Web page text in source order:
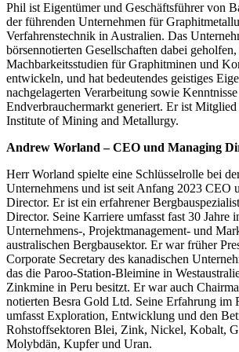
Phil ist Eigentümer und Geschäftsführer von
der führenden Unternehmen für
Verfahrenstechnik in Australien. Das
börsennotierten Gesellschaften dabei
Machbarkeitsstudien für Graphitminen und
entwickeln, und hat bedeutendes geistiges
nachgelagerten Verarbeitung sowie
Endverbrauchermarkt generiert. Er ist Mitglied
Institute of Mining and Metallurgy.
Andrew Worland – CEO und Managing
Herr Worland spielte eine Schlüsselrolle bei
Unternehmens und ist seit Anfang 2023 CEO
Director. Er ist ein erfahrener
Director. Seine Karriere umfasst fast 30 Jahre
Unternehmens-, Projektmanagement- und
australischen Bergbausektor. Er war früher
Corporate Secretary des kanadischen
das die Paroo-Station-Bleimine in
Zinkmine in Peru besitzt. Er war auch
notierten Besra Gold Ltd. Seine Erfahrung im
umfasst Exploration, Entwicklung und den
Rohstoffsektoren Blei, Zink, Nickel, Kobalt,
Molybdän, Kupfer und Uran.